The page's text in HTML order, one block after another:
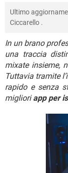
HARDWARE
INSTAGRAM
HARDWARE
iOS
INSTAGRAM
TIKTOK
HARDWARE
COVID-19
iOS
INSTAGRAM
TIKTOK
HARDWARE
GLOSSARIO
COVID-19
INTRATTENIMENTO
iOS
INSTAGRAM
Ultimo
Ciccarello .
In un brano
una traccia
mixate insieme,
Tuttavia tramite
rapido e senza
miglioriapp per